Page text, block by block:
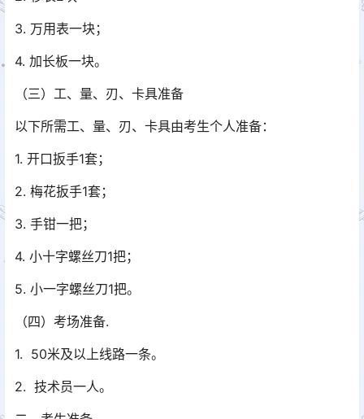
3. 万用表一块；
4. 加长板一块。
（三）工、量、刃、卡具准备
以下所需工、量、刃、卡具由考生个人准备：
1. 开口扳手1套；
2. 梅花扳手1套；
3. 手钳一把；
4. 小十字螺丝刀1把；
5. 小一字螺丝刀1把。
（四）考场准备.
1. 50米及以上线路一条。
2. 技术员一人。